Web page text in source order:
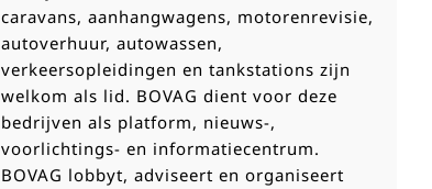
caravans, aanhangwagens, motorenrevisie,
autoverhuur, autowassen,
verkeersopleidingen en tankstations zijn
welkom als lid. BOVAG dient voor deze
bedrijven als platform, nieuws-,
voorlichtings- en informatiecentrum.
BOVAG lobbyt, adviseert en organiseert